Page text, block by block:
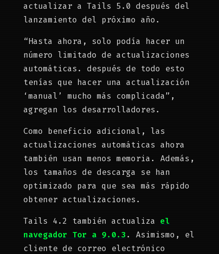
actualizar a Tails 5.0 después del
lanzamiento del próximo año.
“Hasta ahora, solo podía hacer un
número limitado de actualizaciones
automáticas. después de todo esto
tenías que hacer una actualización
‘manual’ mucho más complicada”,
agregan los desarrolladores.
Como beneficio adicional, las
actualizaciones automáticas ahora
también usan menos memoria. Además,
los tamaños de descarga se han
optimizado para que sea más rápido
obtener actualizaciones.
Tails 4.2 también actualiza el
navegador Tor a 9.0.3. Asimismo, el
cliente de correo electrónico